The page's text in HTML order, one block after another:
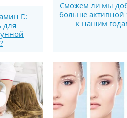
D:
для
Сможем ли мы
больше активной
к нашим